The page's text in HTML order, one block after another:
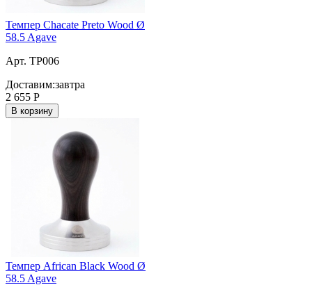
Темпер Chacate Preto Wood Ø
58.5 Agave
Арт. TP006
Доставим:завтра
2 655 Р
В корзину
Темпер African Black Wood Ø
58.5 Agave